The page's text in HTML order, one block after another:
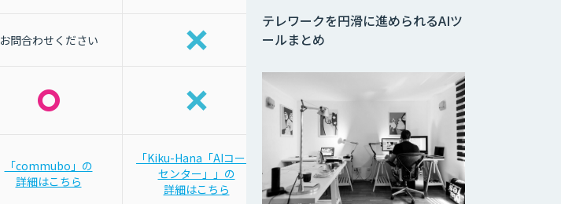
お問合わせください お問合わせください
お問合わせください
「commubo」の
詳細はこちら
「Kiku-Hana「AIコール
センター」」の
詳細はこちら
「PKSHA AI Helpdesk
for MS Teams」の
詳細はこちら
テレワークを円滑に進められるAIツ
ールまとめ